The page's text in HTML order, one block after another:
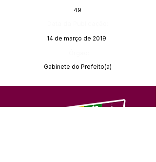
49
14 de março de 2019
Gabinete do Prefeito(a)